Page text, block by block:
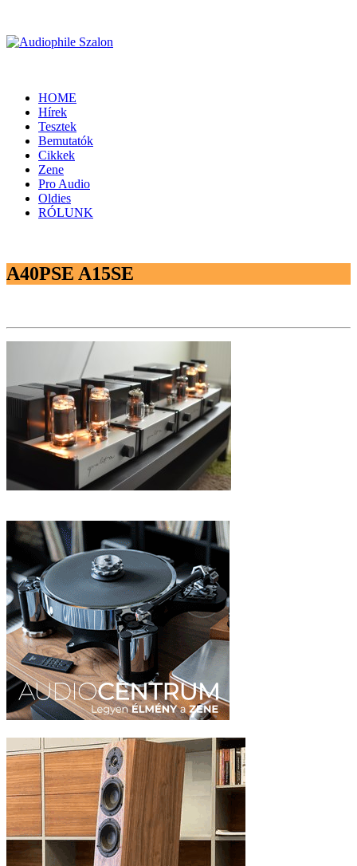
HOME
Hírek
Tesztek
Bemutatók
Cikkek
Zene
Pro Audio
Oldies
RÓLUNK
A40PSE A15SE